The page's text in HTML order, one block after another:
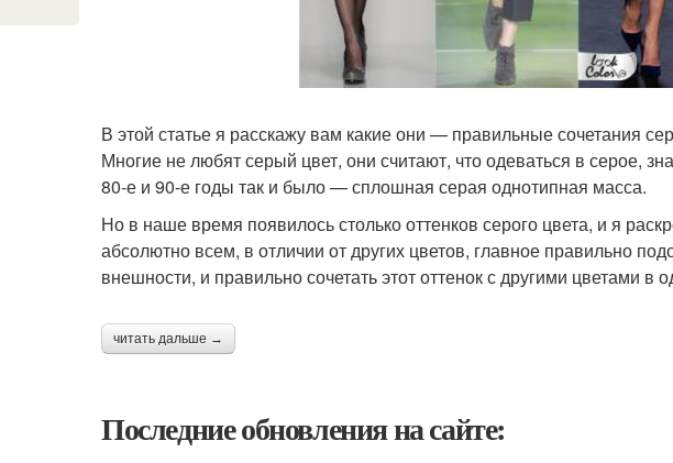
В этой статье я расскажу вам какие они — правильные сочетания
Многие не любят серый цвет, они считают, что одеваться в серое,
80-е и 90-е годы так и было — сплошная серая однотипная масса.
Но в наше время появилось столько оттенков серого цвета, и я
абсолютно всем, в отличии от других цветов, главное правильно
внешности, и правильно сочетать этот оттенок с другими цветами в
читать дальше →
Последние обновления на сайте: